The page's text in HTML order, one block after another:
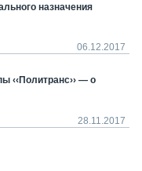
назначения
06.12.2017
‹‹Политранс›› — о
28.11.2017